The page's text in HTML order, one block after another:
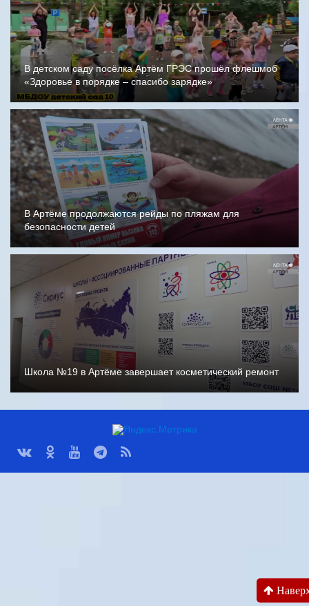
В детском саду посёлка Артём ГРЭС прошёл флешмоб
«Здоровье в порядке – спасибо зарядке»
В Артёме продолжаются рейды по пляжам для
безопасности детей
Школа №19 в Артёме завершает косметический ремонт